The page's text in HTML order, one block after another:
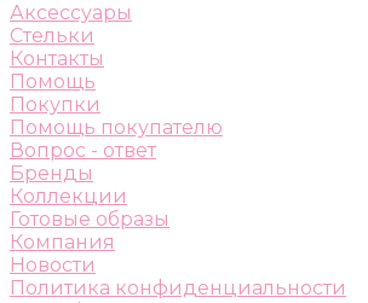
Аксессуары
Стельки
Контакты
Помощь
Покупки
Помощь покупателю
Вопрос - ответ
Бренды
Коллекции
Готовые образы
Компания
Новости
Политика конфиденциальности